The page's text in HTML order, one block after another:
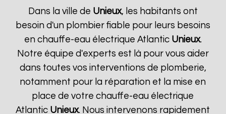
Dans la ville de Unieux, les habitants ont
besoin d'un plombier fiable pour leurs besoins
en chauffe-eau électrique Atlantic Unieux.
Notre équipe d'experts est là pour vous aider
dans toutes vos interventions de plomberie,
notamment pour la réparation et la mise en
place de votre chauffe-eau électrique
Atlantic Unieux. Nous intervenons rapidement